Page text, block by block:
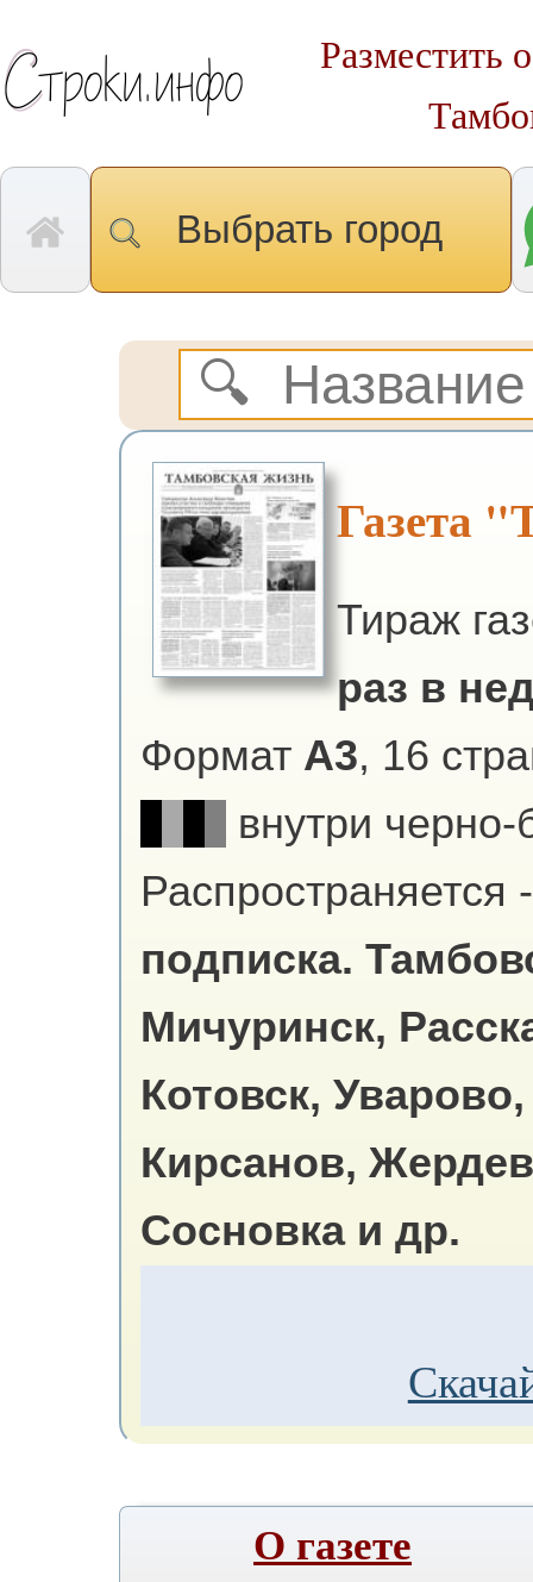
Разместить
Выбрать город
Газета
Тираж
раз в
Формат А3, 16
внутри черно-
Распространяется -
подписка.
Мичуринск,
Котовск,
Кирсанов,
Сосновка и др.
О газете